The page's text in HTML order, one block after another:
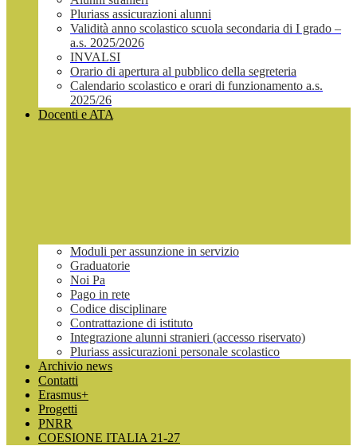
Pluriass assicurazioni alunni
Validità anno scolastico scuola secondaria di I grado –
a.s. 2025/2026
INVALSI
Orario di apertura al pubblico della segreteria
Calendario scolastico e orari di funzionamento a.s.
2025/26
Docenti e ATA
Moduli per assunzione in servizio
Graduatorie
Noi Pa
Pago in rete
Codice disciplinare
Contrattazione di istituto
Integrazione alunni stranieri (accesso riservato)
Pluriass assicurazioni personale scolastico
Archivio news
Contatti
Erasmus+
Progetti
PNRR
COESIONE ITALIA 21-27